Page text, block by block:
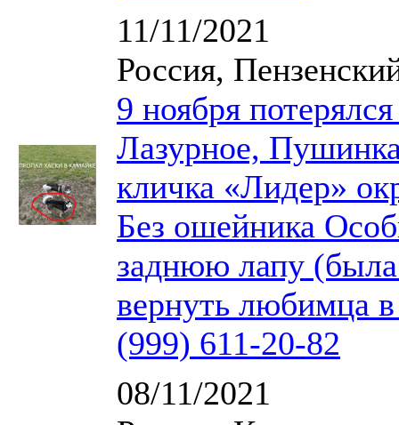
11/11/2021
Россия,
9 ноября
Лазурное,
кличка «Лидер»
Без ошейника
заднюю лапу
вернуть любимца
(999) 611-20-82
08/11/2021